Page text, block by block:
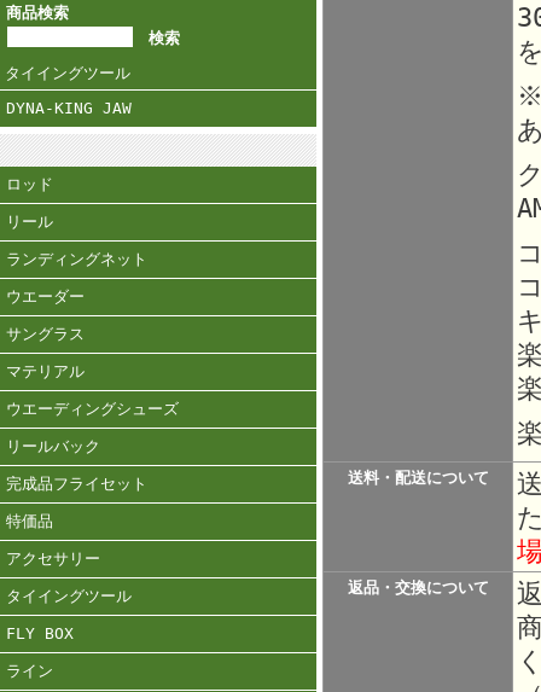
商品検索
タイイングツール
DYNA-KING JAW
ロッド
リール
ランディングネット
ウエーダー
サングラス
マテリアル
ウエーディングシューズ
リールバック
完成品フライセット
特価品
アクセサリー
タイイングツール
FLY BOX
ライン
送料・配送について
返品・交換について